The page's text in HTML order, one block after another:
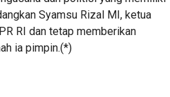
Syamsu Rizal MI, ketua
RI dan tetap memberikan
ia pimpin.(*)